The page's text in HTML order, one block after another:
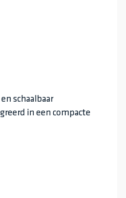
en schaalbaar
in een compacte